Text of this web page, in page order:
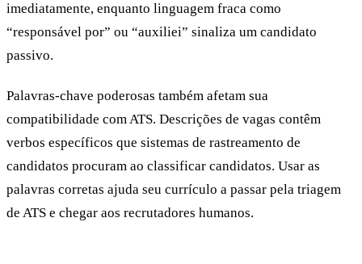
imediatamente, enquanto linguagem fraca como
“responsável por” ou “auxiliei” sinaliza um candidato
passivo.
Palavras-chave poderosas também afetam sua
compatibilidade com ATS. Descrições de vagas contêm
verbos específicos que sistemas de rastreamento de
candidatos procuram ao classificar candidatos. Usar as
palavras corretas ajuda seu currículo a passar pela triagem
de ATS e chegar aos recrutadores humanos.